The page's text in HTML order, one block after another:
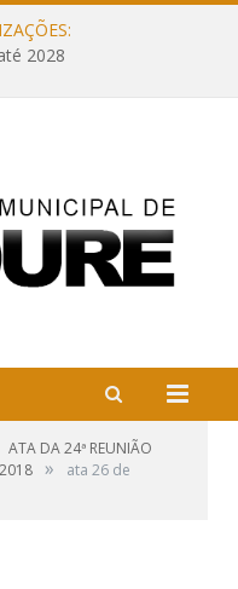
2028
ATA DA 24ª REUNIÃO
»
ata 26 de